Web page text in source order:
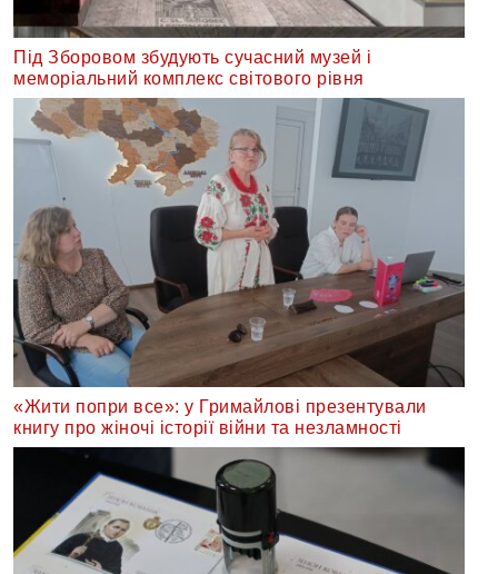
Під Зборовом збудують сучасний музей і
меморіальний комплекс світового рівня
«Жити попри все»: у Гримайлові презентували
книгу про жіночі історії війни та незламності